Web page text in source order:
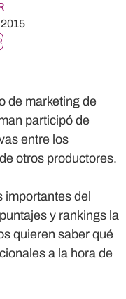
de marketing de
participó de
entre los
otros productores.
del
y rankings la
quieren saber qué
a la hora de